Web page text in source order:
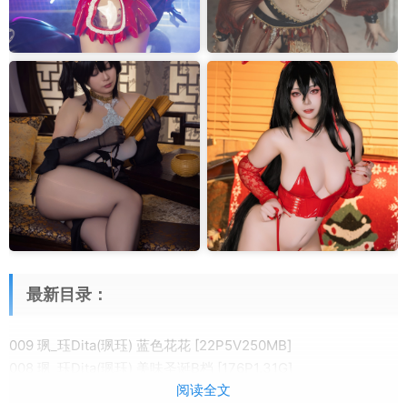
最新目录：
009 珟_珏Dita(珟珏) 蓝色花花 [22P5V250MB]
007 珟_珏Dita(珟珏) 鬼新娘 [87P2V1.67G]
阅读全文